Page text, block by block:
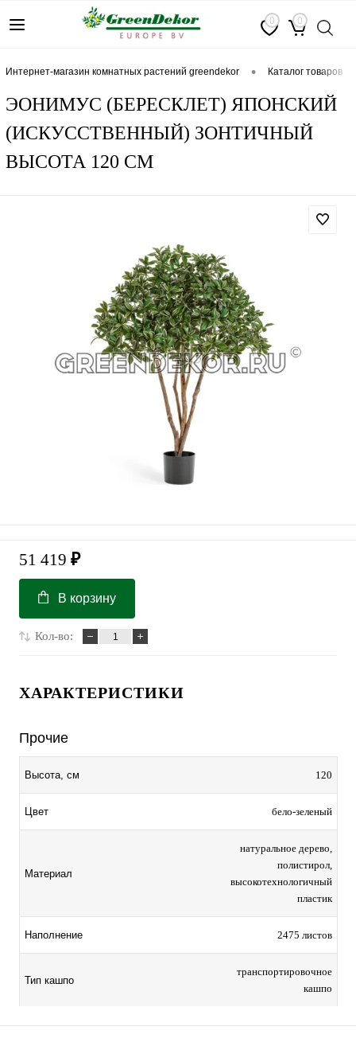
0 0
интернет-магазин комнатных растений greendekor • каталог товаров
ЭОНИМУС (БЕРЕСКЛЕТ) ЯПОНСКИЙ
(ИСКУССТВЕННЫЙ) ЗОНТИЧНЫЙ
ВЫСОТА 120 СМ
51 419 ₽
В корзину
Кол-во:
ХАРАКТЕРИСТИКИ
Прочие
Высота, см 120
Цвет бело-зеленый
Материал
натуральное дерево,
полистирол,
высокотехнологичный
пластик
Наполнение 2475 листов
Тип кашпо
транспортировочное
кашпо